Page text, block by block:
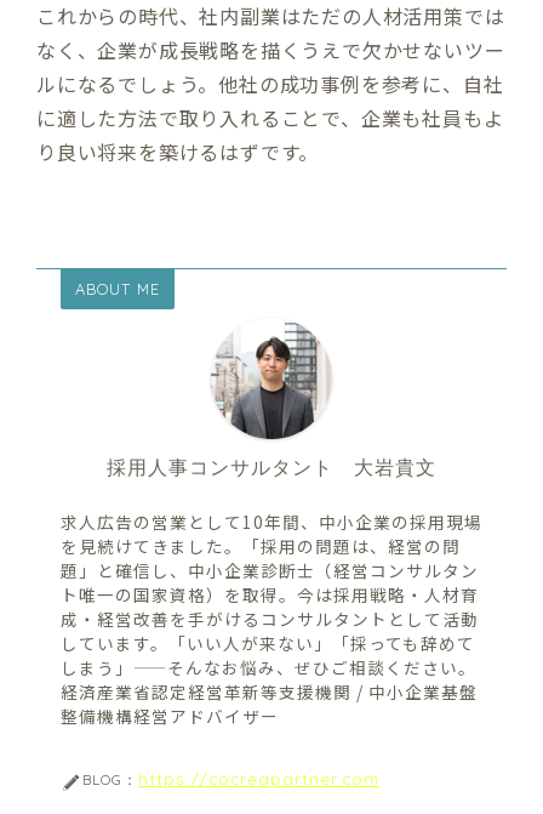
これからの時代、社内副業はただの人材活用策では
なく、企業が成長戦略を描くうえで欠かせないツー
ルになるでしょう。他社の成功事例を参考に、自社
に適した方法で取り入れることで、企業も社員もよ
り良い将来を築けるはずです。
ABOUT ME
採用人事コンサルタント 大岩貴文
求人広告の営業として10年間、中小企業の採用現場
を見続けてきました。「採用の問題は、経営の問
題」と確信し、中小企業診断士（経営コンサルタン
ト唯一の国家資格）を取得。今は採用戦略・人材育
成・経営改善を手がけるコンサルタントとして活動
しています。「いい人が来ない」「採っても辞めて
しまう」——そんなお悩み、ぜひご相談ください。
経済産業省認定経営革新等支援機関 / 中小企業基盤
整備機構経営アドバイザー
BLOG： https://cocreapartner.com